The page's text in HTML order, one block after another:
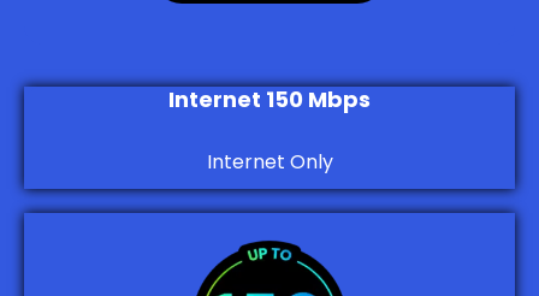
Internet 150 Mbps
Internet Only